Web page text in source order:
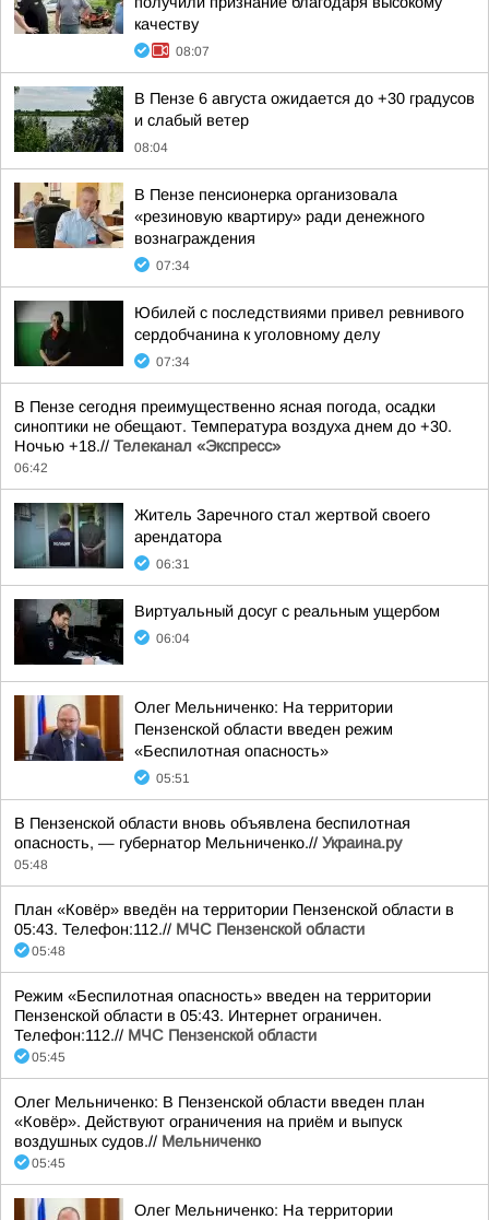
качеству
08:07
В Пензе 6 августа ожидается до +30 градусов
и слабый ветер
08:04
В Пензе пенсионерка организовала
«резиновую квартиру» ради денежного
вознаграждения
07:34
Юбилей с последствиями привел ревнивого
сердобчанина к уголовному делу
07:34
В Пензе сегодня преимущественно ясная погода, осадки
синоптики не обещают. Температура воздуха днем до +30.
Ночью +18.// Телеканал «Экспресс»
06:42
Житель Заречного стал жертвой своего
арендатора
06:31
Виртуальный досуг с реальным ущербом
06:04
Олег Мельниченко: На территории
Пензенской области введен режим
«Беспилотная опасность»
05:51
В Пензенской области вновь объявлена беспилотная
опасность, — губернатор Мельниченко.// Украина.ру
05:48
План «Ковёр» введён на территории Пензенской области в
05:43. Телефон:112.// МЧС Пензенской области
05:48
Режим «Беспилотная опасность» введен на территории
Пензенской области в 05:43. Интернет ограничен.
Телефон:112.// МЧС Пензенской области
05:45
Олег Мельниченко: В Пензенской области введен план
«Ковёр». Действуют ограничения на приём и выпуск
воздушных судов.// Мельниченко
05:45
Олег Мельниченко: На территории